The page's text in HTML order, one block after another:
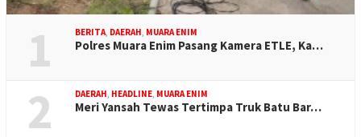
1 BERITA, DAERAH, MUARA ENIM
Polres Muara Enim Pasang Kamera ETLE, Ka…
2 DAERAH, HEADLINE, MUARA ENIM
Meri Yansah Tewas Tertimpa Truk Batu Bar…